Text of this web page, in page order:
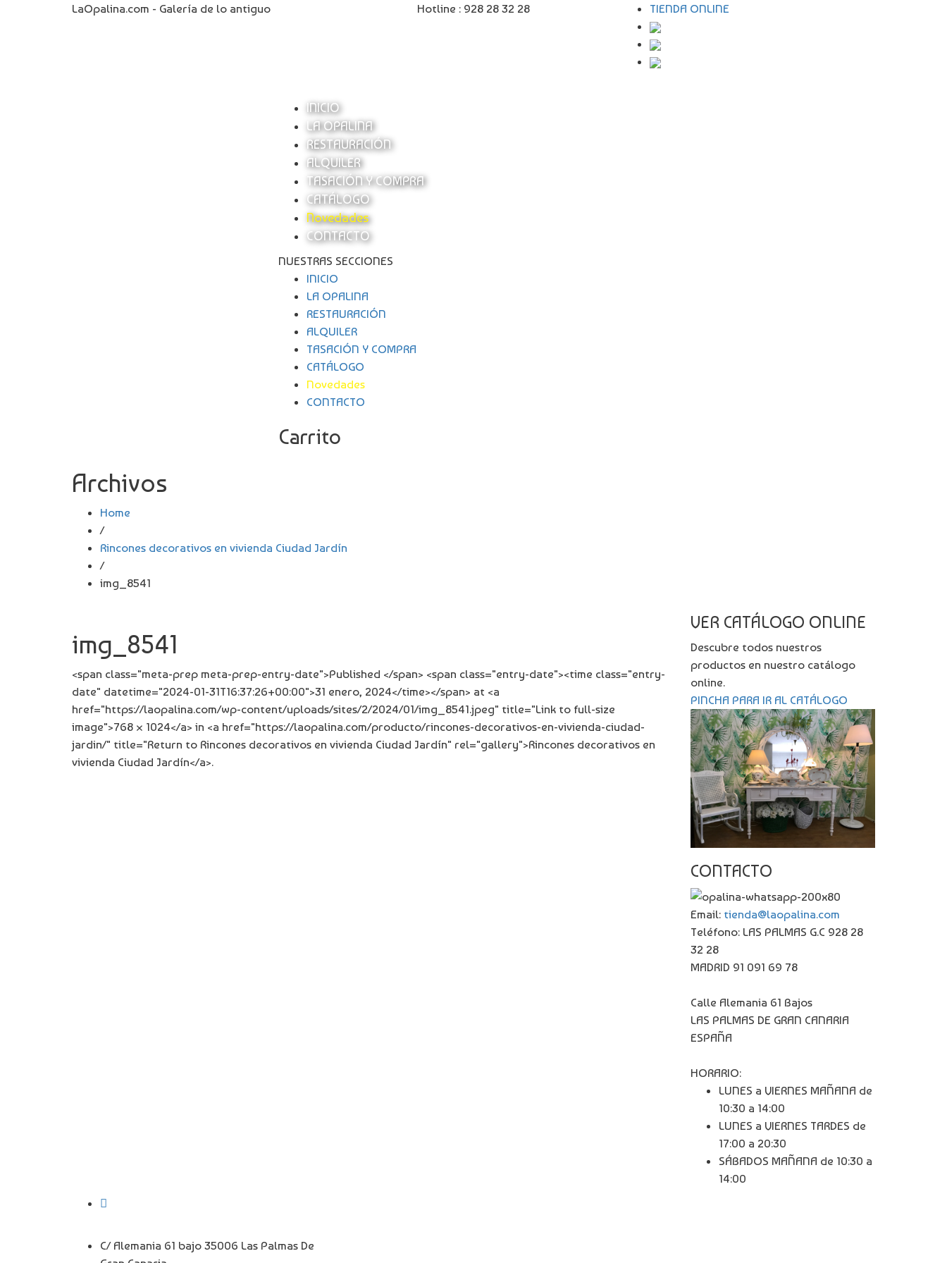
LaOpalina.com - Galería de lo antiguo Hotline : 928 28 32 28 TIENDA ONLINE
INICIO
LA OPALINA
RESTAURACIÓN
ALQUILER
TASACIÓN Y COMPRA
CATÁLOGO
Novedades
CONTACTO
NUESTRAS SECCIONES
INICIO
LA OPALINA
RESTAURACIÓN
ALQUILER
TASACIÓN Y COMPRA
CATÁLOGO
Novedades
CONTACTO
Carrito
Archivos
Home
/
Rincones decorativos en vivienda Ciudad Jardín
/
img_8541
img_8541
<span class="meta-prep meta-prep-entry-date">Published </span> <span class="entry-date"><time class="entry-
date" datetime="2024-01-31T16:37:26+00:00">31 enero, 2024</time></span> at <a
href="https://laopalina.com/wp-content/uploads/sites/2/2024/01/img_8541.jpeg" title="Link to full-size
image">768 × 1024</a> in <a href="https://laopalina.com/producto/rincones-decorativos-en-vivienda-ciudad-
jardin/" title="Return to Rincones decorativos en vivienda Ciudad Jardín" rel="gallery">Rincones decorativos en
vivienda Ciudad Jardín</a>.
VER CATÁLOGO ONLINE
Descubre todos nuestros
productos en nuestro catálogo
online.
PINCHA PARA IR AL CATÁLOGO
CONTACTO
Email: tienda@laopalina.com
Teléfono: LAS PALMAS G.C 928 28
32 28
MADRID 91 091 69 78
Calle Alemania 61 Bajos
LAS PALMAS DE GRAN CANARIA
ESPAÑA
HORARIO:
LUNES a VIERNES MAÑANA de
10:30 a 14:00
LUNES a VIERNES TARDES de
17:00 a 20:30
SÁBADOS MAÑANA de 10:30 a
14:00
C/ Alemania 61 bajo 35006 Las Palmas De